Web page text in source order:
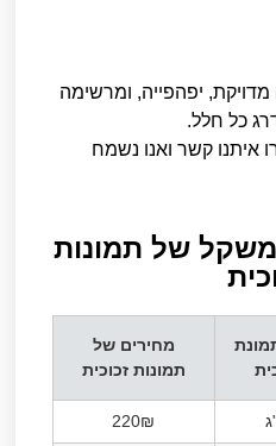
מדויקת, יפהפייה, ומרשימה
כל חלל.
איתנו קשר ואנו נשמח
של תמונות
מחירים של
תמונות זכוכית
220₪